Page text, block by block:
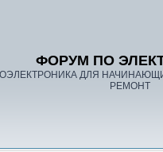
ФОРУМ ПО
ДЛЯ
РЕМОНТ